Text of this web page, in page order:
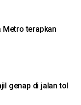
Metro terapkan
genap di jalan tol